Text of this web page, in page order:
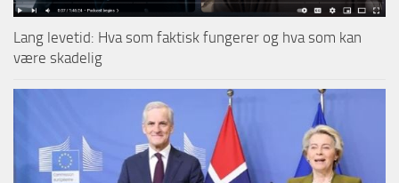
Lang levetid: Hva som faktisk fungerer og hva som kan
være skadelig